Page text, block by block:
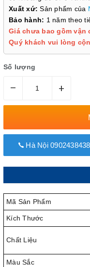
Xuất xứ: Sản phẩm của
Bảo hành: 1 năm theo
Giá chưa bao gồm vận
Quý khách vui lòng
Số lượng
– +
Hà Nội 0902438438
Mã Sản Phẩm
Kích Thước
Chất Liệu
Màu Sắc